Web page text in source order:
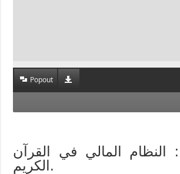
Popout
الدرس 19 : النظام المالي في القرآن
الكريم.